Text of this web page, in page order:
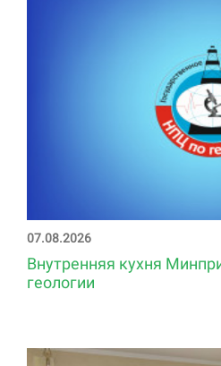
07.08.2026
Внутренняя кухня
геологии